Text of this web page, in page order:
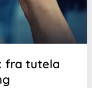
fra tutela